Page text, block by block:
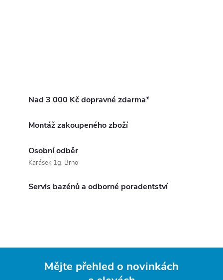
Nad 3 000 Kč dopravné zdarma*
Montáž zakoupeného zboží
Osobní odběr
Karásek 1g, Brno
Servis bazénů a odborné poradentství
Mějte přehled o novinkách